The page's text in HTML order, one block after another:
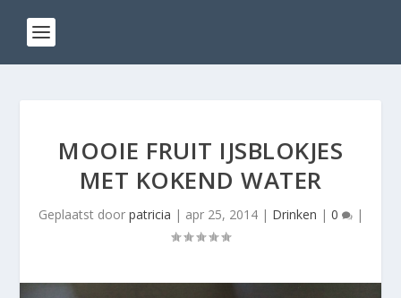
MOOIE FRUIT IJSBLOKJES
MET KOKEND WATER
Geplaatst door patricia | apr 25, 2014| Drinken | 0 |